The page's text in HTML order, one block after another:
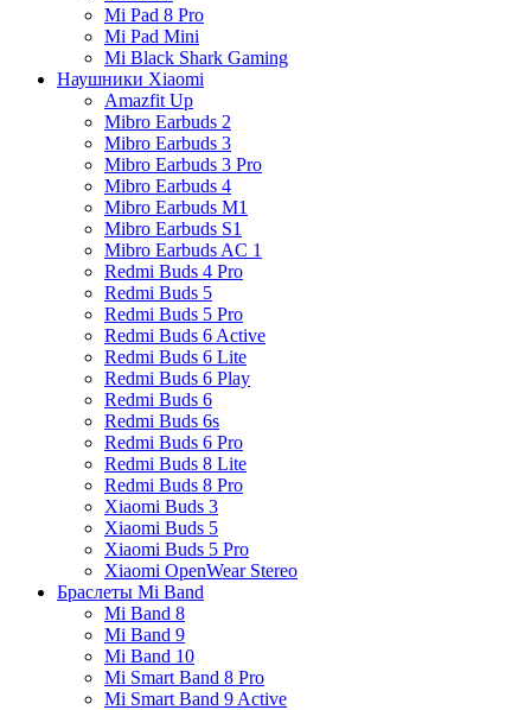
Mi Pad 8 Pro
Mi Pad Mini
Mi Black Shark Gaming
Наушники Xiaomi
Amazfit Up
Mibro Earbuds 2
Mibro Earbuds 3
Mibro Earbuds 3 Pro
Mibro Earbuds 4
Mibro Earbuds M1
Mibro Earbuds S1
Mibro Earbuds AC 1
Redmi Buds 4 Pro
Redmi Buds 5
Redmi Buds 5 Pro
Redmi Buds 6 Active
Redmi Buds 6 Lite
Redmi Buds 6 Play
Redmi Buds 6
Redmi Buds 6s
Redmi Buds 6 Pro
Redmi Buds 8 Lite
Redmi Buds 8 Pro
Xiaomi Buds 3
Xiaomi Buds 5
Xiaomi Buds 5 Pro
Xiaomi OpenWear Stereo
Браслеты Mi Band
Mi Band 8
Mi Band 9
Mi Band 10
Mi Smart Band 8 Pro
Mi Smart Band 9 Active